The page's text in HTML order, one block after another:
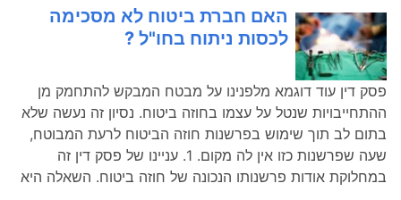
האם חברת ביטוח לא מסכימה
לכסות ניתוח בחו"ל ?
פסק דין עוד דוגמא מלפנינו על מבטח המבקש להתחמק מן
ההתחייבויות שנטל על עצמו בחוזה ביטוח. נסיון זה נעשה שלא
בתום לב תוך שימוש בפרשנות חוזה הביטוח לרעת המבוטח,
שעה שפרשנות כזו אין לה מקום. 1. עניינו של פסק דין זה
במחלוקת אודות פרשנותו הנכונה של חוזה ביטוח. השאלה היא